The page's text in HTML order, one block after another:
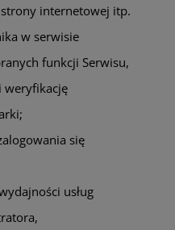
internetowej itp.
w serwisie
funkcji Serwisu,
weryfikację
się
usług